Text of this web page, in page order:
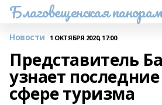
Благовещенская
Новости 1 ОКТЯБРЯ 2020, 17:00
Представитель
узнает
сфере туризма